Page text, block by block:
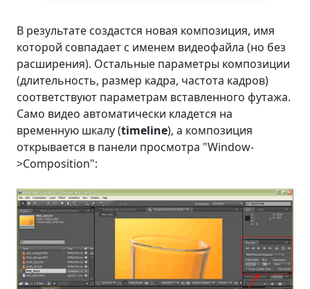
В результате создастся новая композиция, имя
которой совпадает с именем видеофайла (но без
расширения). Остальные параметры композиции
(длительность, размер кадра, частота кадров)
соответствуют параметрам вставленного футажа.
Само видео автоматически кладется на
временную шкалу (timeline), а композиция
открывается в панели просмотра "Window-
>Composition":